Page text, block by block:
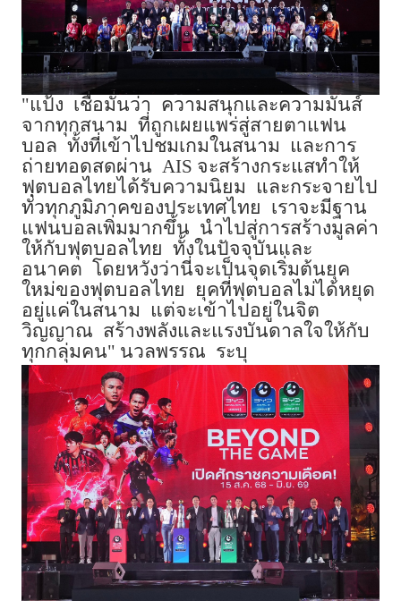
"แป้ง เชื่อมั่นว่า ความสนุกและความมันส์
จากทุกสนาม ที่ถูกเผยแพร่สู่สายตาแฟน
บอล ทั้งที่เข้าไปชมเกมในสนาม
และการ
ถ่ายทอดสดผ่าน AIS จะสร้างกระแสทำให้
ฟุตบอลไทยได้รับความนิยม
และกระจายไป
ทั่วทุกภูมิภาคของประเทศไทย เราจะมีฐาน
แฟนบอลเพิ่มมากขึ้น นำไปสู่การสร้างมูลค่า
ให้กับฟุตบอลไทย ทั้งในปัจจุบันและ
อนาคต โดยหวังว่านี่จะเป็นจุดเริ่มต้นยุค
ใหม่ของฟุตบอลไทย
ยุคที่ฟุตบอลไม่ได้หยุด
อยู่แค่ในสนาม
แต่จะเข้าไปอยู่ในจิต
วิญญาณ สร้างพลังและแรงบันดาลใจให้กับ
ทุกกลุ่มคน" นวลพรรณ ระบุ